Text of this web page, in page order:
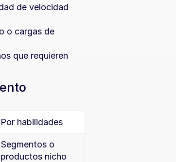
de velocidad
o cargas de
que requieren
Por habilidades
Segmentos o
productos nicho